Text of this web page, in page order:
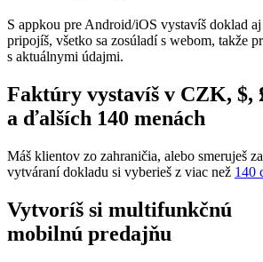
S appkou pre Android/iOS vystavíš doklad
pripojíš, všetko sa zosúladí s webom, takže
s aktuálnymi údajmi.
Faktúry vystavíš v CZK, $,
a ďalších 140 menách
Máš klientov zo zahraničia, alebo smeruješ
vytváraní dokladu si vyberieš z viac než 140
Vytvoríš si multifunkčnú
mobilnú predajňu